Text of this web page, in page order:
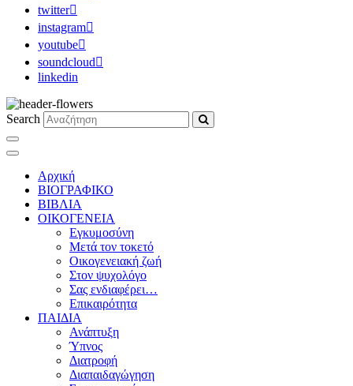
twitter
instagram
youtube
soundcloud
linkedin
Search
Αρχική
ΒΙΟΓΡΑΦΙΚΟ
ΒΙΒΛΙΑ
ΟΙΚΟΓΕΝΕΙΑ
Εγκυμοσύνη
Μετά τον τοκετό
Οικογενειακή ζωή
Στον ψυχολόγο
Σας ενδιαφέρει…
Επικαιρότητα
ΠΑΙΔΙΑ
Ανάπτυξη
Ύπνος
Διατροφή
Διαπαιδαγώγηση